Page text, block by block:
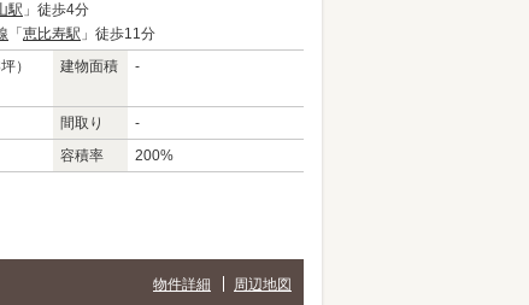
駅 」徒歩4分
「 恵比寿駅 」徒歩11分
）
建物面積 -
間取り
-
容積率 200%
物件詳細 周辺地図